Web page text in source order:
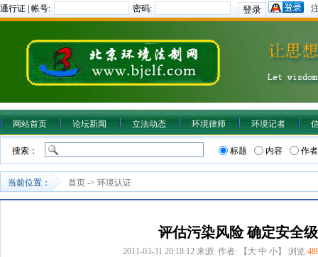
通行证 | 帐号: 密码:
网站首页 论坛新闻 立法动态 环境律师 环境记者
搜索： 标题 内容 作者
当前位置： 首页 -> 环境认证
评估污染风险 确定安全
2011-03-31 20:18:12 来源: 作者: 【 大 中 小】 浏览: